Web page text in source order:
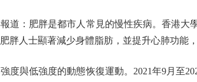
：肥胖是都市人常見的慢性疾病。香港大
胖人士顯著減少身體脂肪，並提升心肺功能
低強度的動態恢復運動。2021年9月至